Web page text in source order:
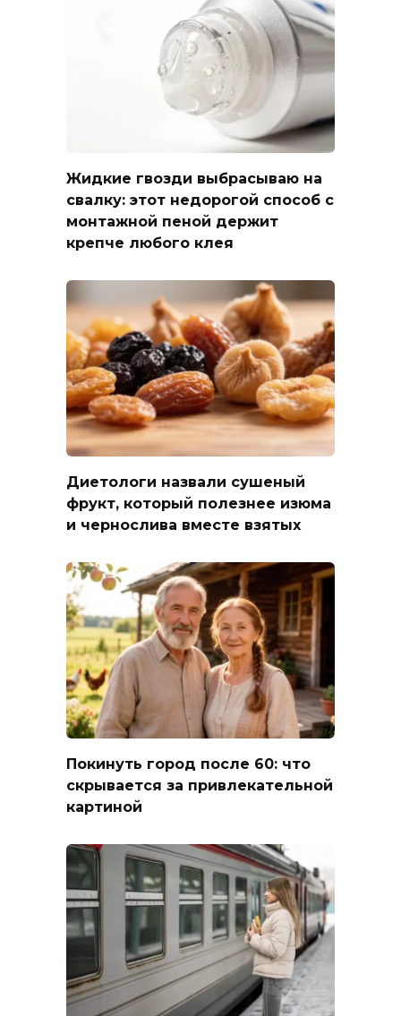
Жидкие гвозди выбрасываю на
свалку: этот недорогой способ с
монтажной пеной держит
крепче любого клея
Диетологи назвали сушеный
фрукт, который полезнее изюма
и чернослива вместе взятых
Покинуть город после 60: что
скрывается за привлекательной
картиной